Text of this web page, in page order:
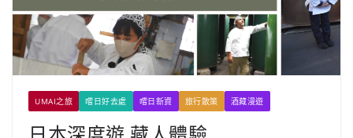
UMAI之旅 嚐日好去處 嚐日新資 旅行散策 酒藏漫遊